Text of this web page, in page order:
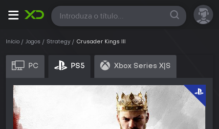
Todas
Início Jogos Strategy Crusader Kings III
PC PS5 Xbox Series X|S